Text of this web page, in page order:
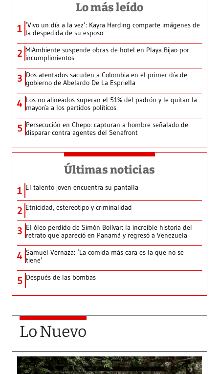
Lo más leído
1 ‘Vivo un día a la vez’: Kayra Harding comparte imágenes de
la despedida de su esposo
2 MiAmbiente suspende obras de hotel en Playa Bijao por
incumplimientos
3 Dos atentados sacuden a Colombia en el primer día de
gobierno de Abelardo De La Espriella
4 Los no alineados superan el 51% del padrón y le quitan la
mayoría a los partidos políticos
5 Persecución en Chepo: capturan a hombre señalado de
disparar contra agentes del Senafront
Últimas noticias
1 El talento joven encuentra su pantalla​
2 Etnicidad, estereotipo y criminalidad
3 El óleo perdido de Simón Bolívar: la increíble historia del
retrato que apareció en Panamá y regresó a Venezuela
4 Samuel Vernaza: ‘La comida más cara es la que no se
tiene’
5 Después de las bombas
Lo Nuevo